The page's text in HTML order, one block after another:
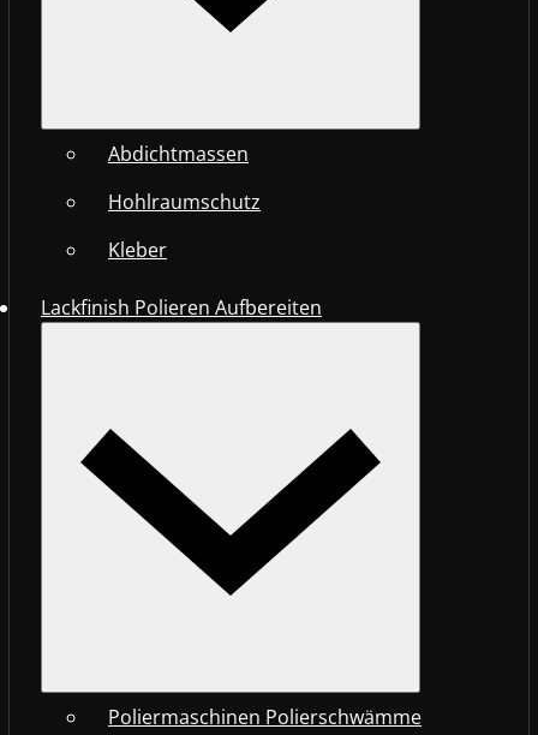
Abdichtmassen
Hohlraumschutz
Kleber
Lackfinish Polieren Aufbereiten
Poliermaschinen Polierschwämme